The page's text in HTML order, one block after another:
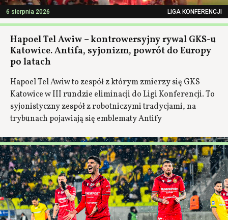
6 sierpnia 2026 LIGA KONFERENCJI
Hapoel Tel Awiw – kontrowersyjny rywal GKS-u
Katowice. Antifa, syjonizm, powrót do Europy
po latach
Hapoel Tel Awiw to zespół z którym zmierzy się GKS
Katowice w III rundzie eliminacji do Ligi Konferencji. To
syjonistyczny zespół z robotniczymi tradycjami, na
trybunach pojawiają się emblematy Antify